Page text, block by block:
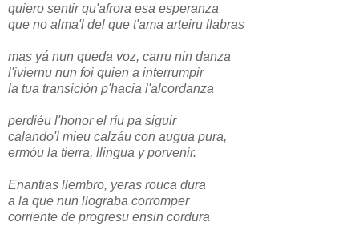
quiero sentir qu'afrora esa esperanza
que no alma'l del que t'ama arteiru llabras
mas yá nun queda voz, carru nin danza
l'iviernu nun foi quien a interrumpir
la tua transición p'hacia l'alcordanza
perdiéu l'honor el ríu pa siguir
calando'l mieu calzáu con augua pura,
ermóu la tierra, llingua y porvenir.
Enantias llembro, yeras rouca dura
a la que nun llograba corromper
corriente de progresu ensin cordura